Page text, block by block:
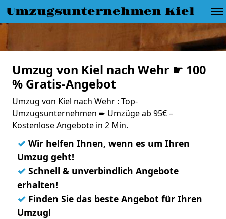
Umzugsunternehmen Kiel
Umzug von Kiel nach Wehr ☛ 100
% Gratis-Angebot
Umzug von Kiel nach Wehr : Top-
Umzugsunternehmen ➨ Umzüge ab 95€ –
Kostenlose Angebote in 2 Min.
✓ Wir helfen Ihnen, wenn es um Ihren
Umzug geht!
✓ Schnell & unverbindlich Angebote
erhalten!
✓ Finden Sie das beste Angebot für Ihren
Umzug!